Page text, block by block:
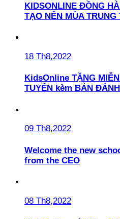
KIDSONLINE ĐỒNG
TẠO NÊN MÙA
18 Th8,2022
KidsOnline TẶNG
TUYẾN kèm BẢN
09 Th8,2022
Welcome the new
from the CEO
08 Th8,2022